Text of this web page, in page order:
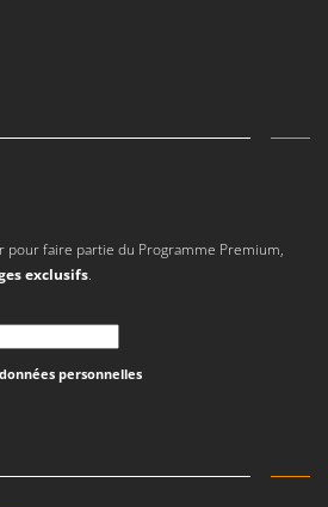
pour faire partie du Programme Premium,
exclusifs.
personnelles